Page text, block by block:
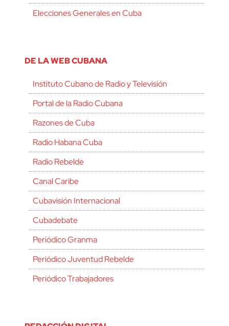
Elecciones Generales en Cuba
DE LA WEB CUBANA
Instituto Cubano de Radio y Televisión
Portal de la Radio Cubana
Razones de Cuba
Radio Habana Cuba
Radio Rebelde
Canal Caribe
Cubavisión Internacional
Cubadebate
Periódico Granma
Periódico Juventud Rebelde
Periódico Trabajadores